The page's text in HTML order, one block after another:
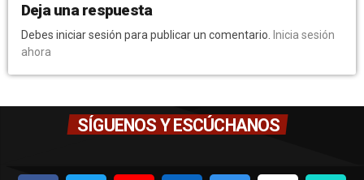
Deja una respuesta
Debes iniciar sesión para publicar un comentario. Inicia sesión
ahora
SÍGUENOS Y ESCÚCHANOS